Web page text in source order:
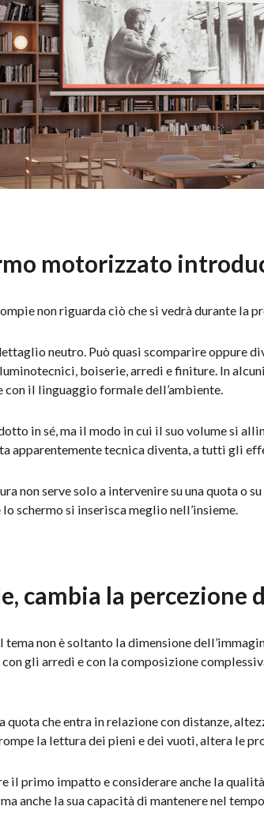
motorizzato
non riguarda ciò che si vedrà durante la
neutro. Può quasi scomparire oppure
boiserie, arredi e finiture. In
con il linguaggio formale dell’ambiente.
in sé, ma il modo in cui il suo volume si
apparentemente tecnica diventa, a tutti gli
non serve solo a intervenire su una quota o
schermo si inserisca meglio nell’insieme.
cambia la percezione
non è soltanto la dimensione
gli arredi e con la composizione
quota che entra in relazione con distanze,
la lettura dei pieni e dei vuoti, altera le
il primo impatto e considerare anche la
anche la sua capacità di mantenere nel